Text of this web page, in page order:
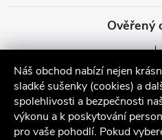
Náš obchod nabízí nejen
sladké sušenky (cookies) a
spolehlivosti a bezpečnosti
výkonu a k poskytování
pro vaše pohodlí. Pokud
Ověřený